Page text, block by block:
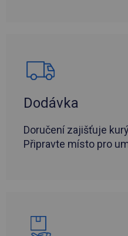
Dodávka
Doručení zajišťuje
Připravte místo pro